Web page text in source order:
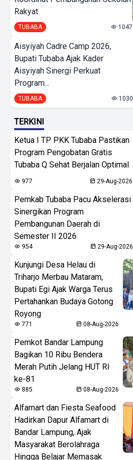
Rakyat
TUBABA 1047
Aisyiyah Cadre Camp 2026,
Bupati Tubaba Ajak Kader
Aisyiyah Sinergi Perkuat
Program...
TUBABA 1030
TERKINI
Ketua I TP PKK Tubaba Pastikan
Program Pengobatan Gratis
Tubaba Q Sehat Berjalan Optimal
977 29-Aug-2026
Pemkab Tubaba Pacu Akselerasi
Sinergikan Program
Pembangunan Daerah di
Semester II 2026
954 29-Aug-2026
Kunjungi Desa Helau di
Triharjo Merbau Mataram,
Bupati Egi Ajak Warga Terus
Pertahankan Budaya Gotong
Royong
771 08-Aug-2026
Pemkot Bandar Lampung
Bagikan 10 Ribu Bendera
Merah Putih Jelang HUT RI
ke-81
885 08-Aug-2026
Alfamart dan Fiesta Seafood
Hadirkan Dapur Alfamart di
Bandar Lampung, Ajak
Masyarakat Berolahraga
Hingga Belajar Memasak